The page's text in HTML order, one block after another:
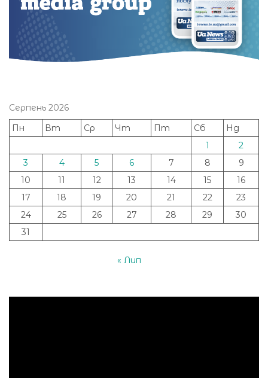
Серпень 2026
Пн
Вт Ср Чт Пт Сб
Нд
1
2
3
4 5 6 7 8
9
10
11 12 13 14 15
16
17
18 19 20 21 22
23
24
25 26 27 28 29
30
31
« Лип